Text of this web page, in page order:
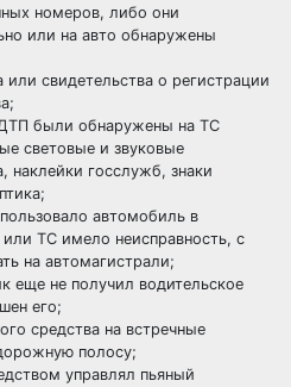
номеров, либо они
или на авто обнаружены
или свидетельства о регистрации
были обнаружены на ТС
световые и звуковые
наклейки госслужб, знаки
автомобиль в
ТС имело неисправность, с
на автомагистрали;
еще не получил водительское
его;
средства на встречные
полосу;
управлял пьяный